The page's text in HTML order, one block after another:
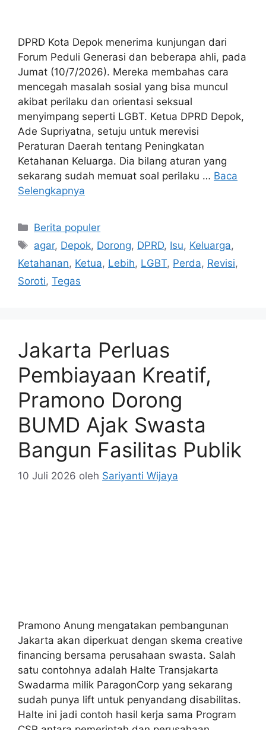
DPRD Kota Depok menerima kunjungan dari
Forum Peduli Generasi dan beberapa ahli, pada
Jumat (10/7/2026). Mereka membahas cara
mencegah masalah sosial yang bisa muncul
akibat perilaku dan orientasi seksual
menyimpang seperti LGBT. Ketua DPRD Depok,
Ade Supriyatna, setuju untuk merevisi
Peraturan Daerah tentang Peningkatan
Ketahanan Keluarga. Dia bilang aturan yang
sekarang sudah memuat soal perilaku … Baca
Selengkapnya
Kategori
Berita populer
Tag
agar, Depok, Dorong, DPRD, Isu, Keluarga,
Ketahanan, Ketua, Lebih, LGBT, Perda, Revisi,
Soroti, Tegas
Jakarta Perluas
Pembiayaan Kreatif,
Pramono Dorong
BUMD Ajak Swasta
Bangun Fasilitas Publik
10 Juli 2026 oleh Sariyanti Wijaya
Pramono Anung mengatakan pembangunan
Jakarta akan diperkuat dengan skema creative
financing bersama perusahaan swasta. Salah
satu contohnya adalah Halte Transjakarta
Swadarma milik ParagonCorp yang sekarang
sudah punya lift untuk penyandang disabilitas.
Halte ini jadi contoh hasil kerja sama Program